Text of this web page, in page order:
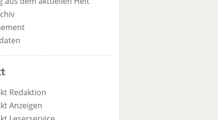
Redaktion
Anzeigen